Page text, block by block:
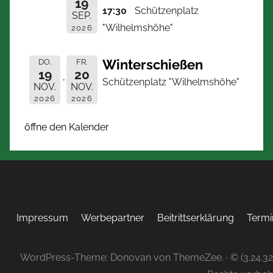
19
SEP.
2026
17:30
Schützenplatz
"Wilhelmshöhe"
DO.
19
NOV.
2026
FR.
20
NOV.
2026
Winterschießen
Schützenplatz "Wilhelmshöhe"
öffne den Kalender
Impressum Werbepartner Beitrittserklärung
WordPress-Theme: Donovan von ThemeZee. · ©